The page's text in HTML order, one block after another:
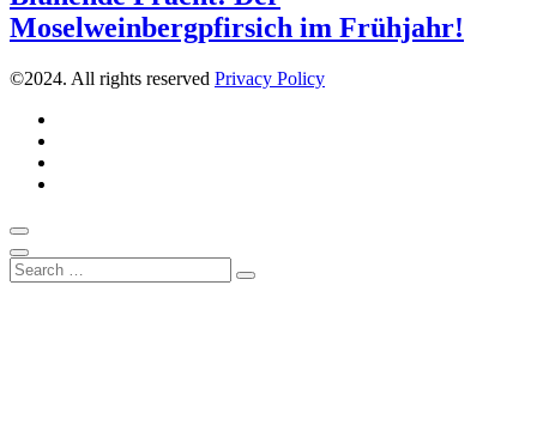
Moselweinbergpfirsich im Frühjahr!
©2024. All rights reserved Privacy Policy
Scroll
to
top
Close
Search
for:
Search